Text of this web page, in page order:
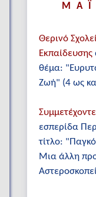
Θερινό
Εκπαίδευσης
θέμα:
Ζωή" (4 ως
εσπερίδα
τίτλο:
Μια άλλη